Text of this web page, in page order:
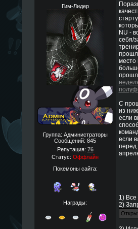
Гим-Лидер
Группа: Администраторы
Сообщений: 845
Репутация: 76
Статус: Оффлайн
Покемоны сайта:
Награды:
NU -
себя/
место
С
из
если
если
перед
1) Все
2)